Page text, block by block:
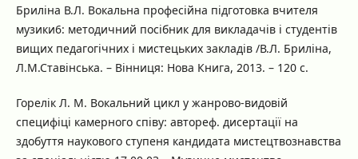
Бриліна В.Л. Вокальна професійна підготовка вчителя
музики6: методичний посібник для викладачів і студентів
вищих педагогічних і мистецьких закладів /В.Л. Бриліна,
Л.М.Ставінська. – Вінниця: Нова Книга, 2013. – 120 с.
Горелік Л. М. Вокальний цикл у жанрово-видовій
специфіці камерного співу: автореф. дисертації на
здобуття наукового ступеня кандидата мистецтвознавства